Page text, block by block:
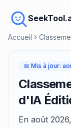
Accueil
📅 Mis à jour:
d'IA
En août